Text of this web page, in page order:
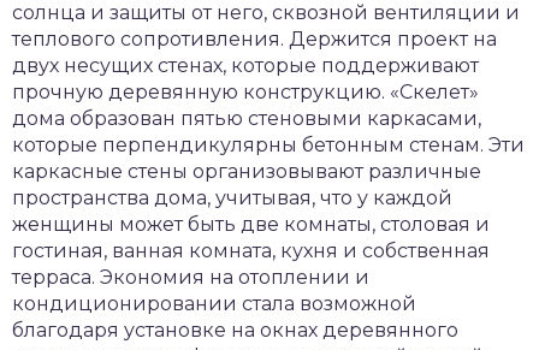
солнца и защиты от него, сквозной вентиляции и
теплового сопротивления. Держится проект на
двух несущих стенах, которые поддерживают
прочную деревянную конструкцию. «Скелет»
дома образован пятью стеновыми каркасами,
которые перпендикулярны бетонным стенам. Эти
каркасные стены организовывают различные
пространства дома, учитывая, что у каждой
женщины может быть две комнаты, столовая и
гостиная, ванная комната, кухня и собственная
терраса. Экономия на отоплении и
кондиционировании стала возможной
благодаря установке на окнах деревянного